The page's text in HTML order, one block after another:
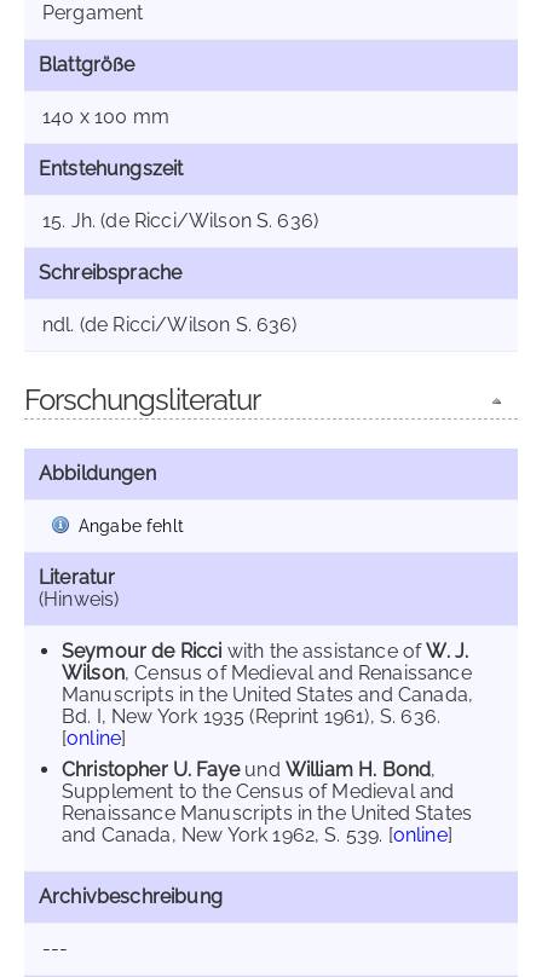
Pergament
Blattgröße
140 x 100 mm
Entstehungszeit
15. Jh. (de Ricci/Wilson S. 636)
Schreibsprache
ndl. (de Ricci/Wilson S. 636)
Forschungsliteratur
Abbildungen
Angabe fehlt
Literatur
(Hinweis)
Seymour de Ricci with the assistance ofW. J.
Wilson, Census of Medieval and Renaissance
Manuscripts in the United States and Canada,
Bd. I, New York 1935 (Reprint 1961), S. 636.
[online]
Christopher U. Fayeund William H. Bond,
Supplement to the Census of Medieval and
Renaissance Manuscripts in the United States
and Canada, New York 1962, S. 539. [online]
Archivbeschreibung
---